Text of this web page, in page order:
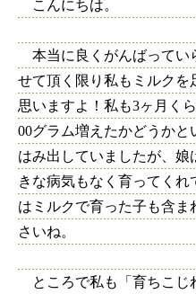
こんにちは。
本当に良くがんばってい
せて頂く限り私もミルクを
思いますよ！私も3ヶ月く
00グラム増えたかどうか
はみ出していましたが、
きな病気もなく育ってく
はミルクで育った子も含ま
さいね。
ところで私も「育ちこじ